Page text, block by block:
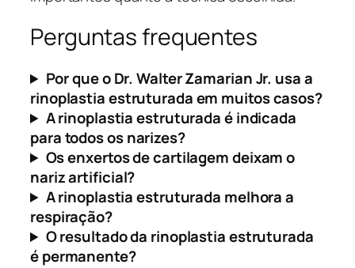
Perguntas frequentes
Por que o Dr. Walter Zamarian Jr. usa a
rinoplastia estruturada em muitos casos?
A rinoplastia estruturada é indicada
para todos os narizes?
Os enxertos de cartilagem deixam o
nariz artificial?
A rinoplastia estruturada melhora a
respiração?
O resultado da rinoplastia estruturada
é permanente?